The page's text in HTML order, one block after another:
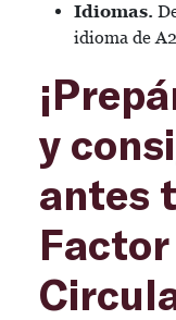
Idiomas.
idioma de
y
antes
Factor